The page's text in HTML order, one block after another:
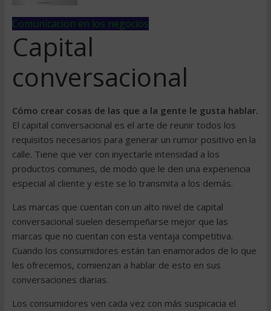
Comunicacion en los negocios
Capital
conversacional
Cómo crear cosas de las que a la gente le gusta hablar.
El capital conversacional es el arte de reunir todos los
requisitos necesarios para generar un rumor positivo en la
calle. Tiene que ver con inyectarle intensidad a los
productos comunes, de modo que le den una experiencia
especial al cliente y este se lo transmita a los demás.
Las marcas que cuentan con un alto nivel de capital
conversacional suelen desempeñarse mejor que las
marcas que no cuentan con esta ventaja competitiva.
Cuando los consumidores están tan enamorados de lo que
les ofrecemos, comienzan a hablar de esto en sus
conversaciones diarias.
Los consumidores ven cada vez con más suspicacia el